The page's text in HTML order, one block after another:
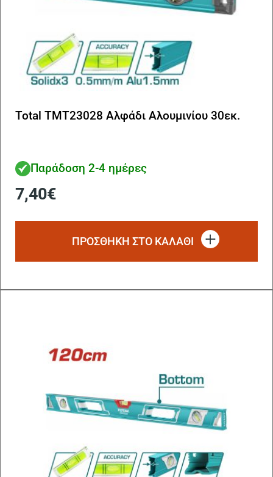
Total TMT23028 Αλφάδι Αλουμινίου 30εκ.
Παράδοση 2-4 ημέρες
7,40€
ΠΡΟΣΘΗΚΗ ΣΤΟ ΚΑΛΑΘΙ